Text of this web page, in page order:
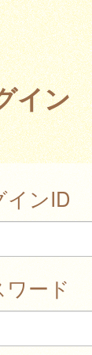
イン
インID
ード